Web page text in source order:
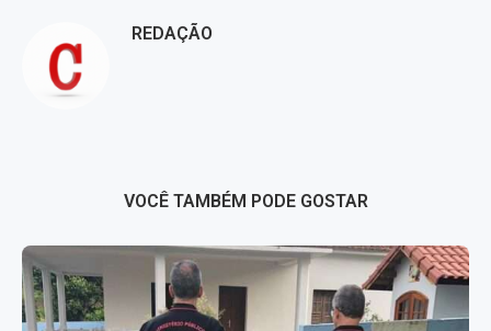
REDAÇÃO
VOCÊ TAMBÉM PODE GOSTAR